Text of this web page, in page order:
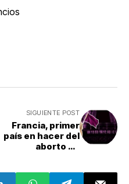
SIGUIENTE POST
Francia, primer
país en hacer del
aborto un